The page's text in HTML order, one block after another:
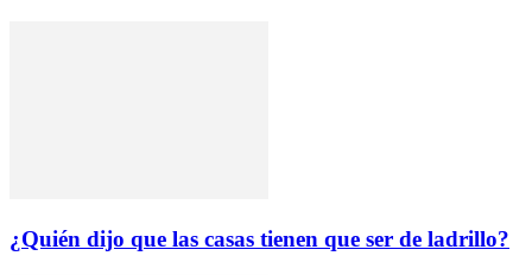
¿Quién dijo que las casas tienen que ser de ladrillo?